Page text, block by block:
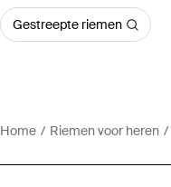
Gestreepte riemen
Home Riemen voor heren